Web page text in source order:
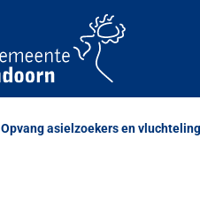
Opvang asielzoekers en